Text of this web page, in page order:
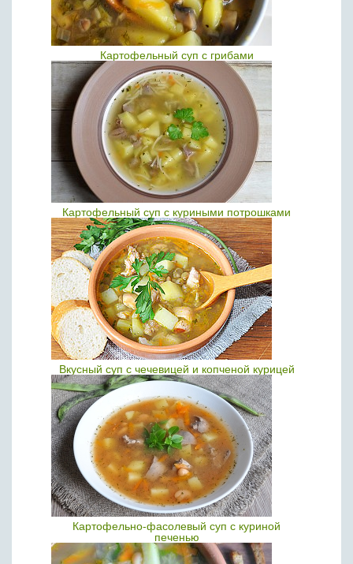
Картофельный суп с грибами
Картофельный суп с куриными потрошками
Вкусный суп с чечевицей и копченой курицей
Картофельно-фасолевый суп с куриной
печенью